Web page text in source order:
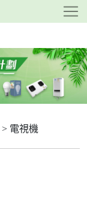
> 電視機